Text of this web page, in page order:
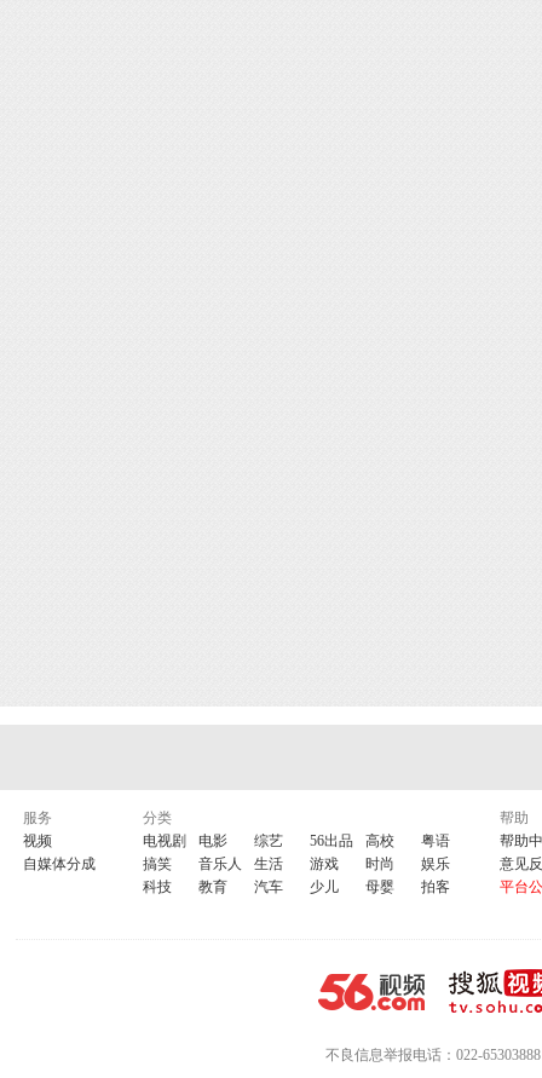
服务
视频
自媒体分成
分类
电视剧
电影 综艺 56出品 高校
粤语
搞笑
音乐人 生活 游戏 时尚
娱乐
科技
教育 汽车 少儿 母婴 拍客
帮助
帮助
意见
平台
不良信息举报电话：022-65303888